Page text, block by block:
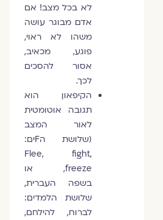
לא בכל מצב! אם
אדם מבוגר עושה
משהו לא ראוי,
פוגע, מכאיב,
אסור להסכים
לכך.
הקיפאון הוא
תגובה אוטומטית
לאור המצב
(שלושת הFים:
Flee, fight,
freeze, או
בשפה העברית,
שלושת הלמדים:
לברוח, להילחם,